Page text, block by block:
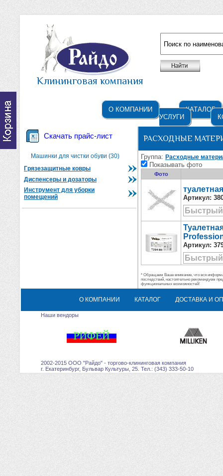
Клининговая компания
О КОМПАНИИ
КАТАЛОГ
УСЛУГИ
Скачать прайс-лист
Машинки для чистки обуви (30)
Грязезащитные ковры
Диспенсеры и дозаторы
Инструмент для уборки
помещений
РАСХОДНЫЕ
Группа: Расходные
Показывать фото
Фото
Артикул:
Артикул:
* Обращаем Ваше внимание, что вся
последствий, настоятельно рекомендуем
функциональных возможностей!
О КОМПАНИИ КАТАЛОГ ДОСТАВКА И
Наши вендоры
2002-2015 ООО "Райдо" - торгово-клининговая компания
г. Екатеринбург, Бульвар Культуры, 25. Тел.: (343) 333-50-10